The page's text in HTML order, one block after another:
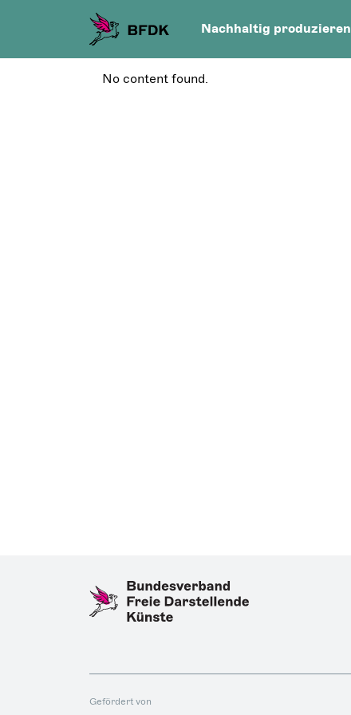
Nachhaltig produzieren
No content found.
Gefördert von